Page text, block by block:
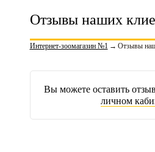
Отзывы наших
Интернет-зоомагазин №1 → Отзывы
Вы можете оставить
личном